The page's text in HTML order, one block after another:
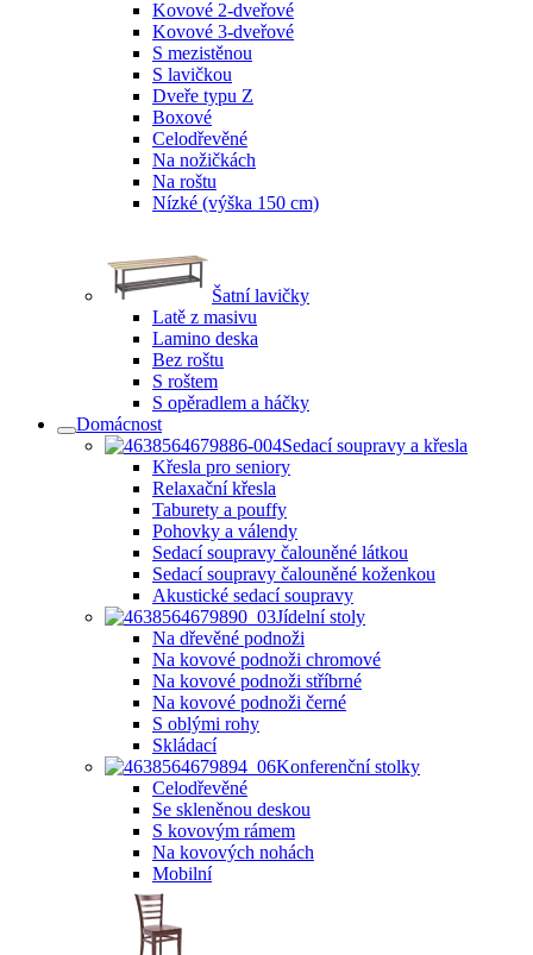
Kovové 2-dveřové
Kovové 3-dveřové
S mezistěnou
S lavičkou
Dveře typu Z
Boxové
Celodřevěné
Na nožičkách
Na roštu
Nízké (výška 150 cm)
Šatní lavičky
Latě z masivu
Lamino deska
Bez roštu
S roštem
S opěradlem a háčky
Domácnost
Sedací soupravy a křesla
Křesla pro seniory
Relaxační křesla
Taburety a pouffy
Pohovky a válendy
Sedací soupravy čalouněné látkou
Sedací soupravy čalouněné koženkou
Akustické sedací soupravy
Jídelní stoly
Na dřevěné podnoži
Na kovové podnoži chromové
Na kovové podnoži stříbrné
Na kovové podnoži černé
S oblými rohy
Skládací
Konferenční stolky
Celodřevěné
Se skleněnou deskou
S kovovým rámem
Na kovových nohách
Mobilní